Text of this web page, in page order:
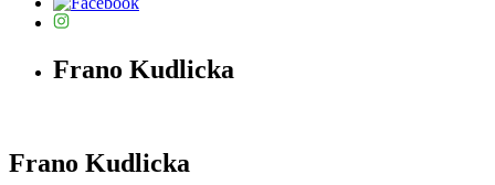
Frano Kudlicka
Frano Kudlicka